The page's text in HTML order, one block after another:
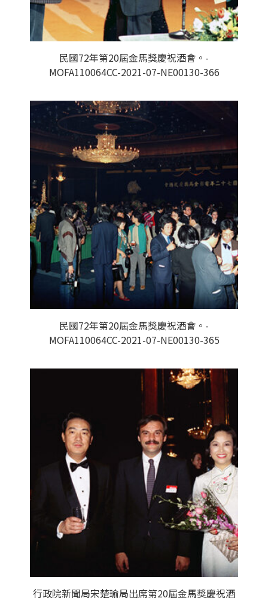
民國72年第20屆金馬獎慶祝酒會。-
MOFA110064CC-2021-07-NE00130-366
民國72年第20屆金馬獎慶祝酒會。-
MOFA110064CC-2021-07-NE00130-365
行政院新聞局宋楚瑜局出席第20屆金馬獎慶祝酒